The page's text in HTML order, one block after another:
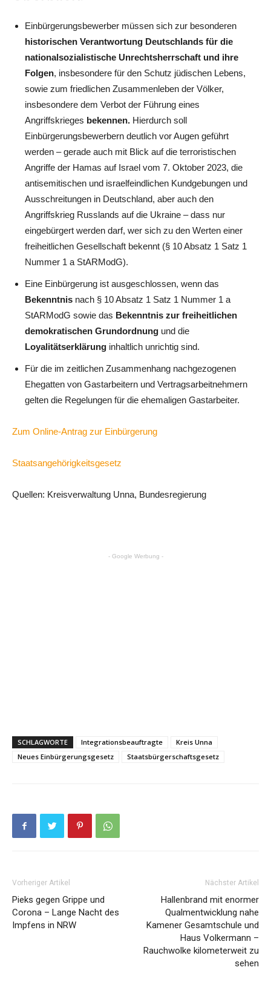
Einbürgerungsbewerber müssen sich zur besonderen
historischen Verantwortung Deutschlands für die
nationalsozialistische Unrechtsherrschaft und ihre
Folgen, insbesondere für den Schutz jüdischen Lebens,
sowie zum friedlichen Zusammenleben der Völker,
insbesondere dem Verbot der Führung eines
Angriffskrieges bekennen. Hierdurch soll
Einbürgerungsbewerbern deutlich vor Augen geführt
werden – gerade auch mit Blick auf die terroristischen
Angriffe der Hamas auf Israel vom 7. Oktober 2023, die
antisemitischen und israelfeindlichen Kundgebungen und
Ausschreitungen in Deutschland, aber auch den
Angriffskrieg Russlands auf die Ukraine – dass nur
eingebürgert werden darf, wer sich zu den Werten einer
freiheitlichen Gesellschaft bekennt (§ 10 Absatz 1 Satz 1
Nummer 1 a StARModG).
Eine Einbürgerung ist ausgeschlossen, wenn das
Bekenntnis nach § 10 Absatz 1 Satz 1 Nummer 1 a
StARModG sowie das Bekenntnis zur freiheitlichen
demokratischen Grundordnung und die
Loyalitätserklärung inhaltlich unrichtig sind.
Für die im zeitlichen Zusammenhang nachgezogenen
Ehegatten von Gastarbeitern und Vertragsarbeitnehmern
gelten die Regelungen für die ehemaligen Gastarbeiter.
Zum Online-Antrag zur Einbürgerung
Staatsangehörigkeitsgesetz
Quellen: Kreisverwaltung Unna, Bundesregierung
- Google Werbung -
SCHLAGWORTE Integrationsbeauftragte
Kreis Unna
Neues Einbürgerungsgesetz
Staatsbürgerschaftsgesetz
Vorheriger Artikel
Pieks gegen Grippe und
Corona – Lange Nacht des
Impfens in NRW
Nächster Artikel
Hallenbrand mit enormer
Qualmentwicklung nahe
Kamener Gesamtschule und
Haus Volkermann –
Rauchwolke kilometerweit zu
sehen